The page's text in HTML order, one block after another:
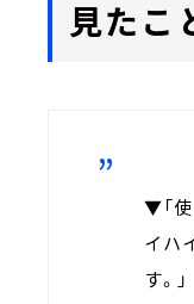
見たこ
▼「
イハ
す。」